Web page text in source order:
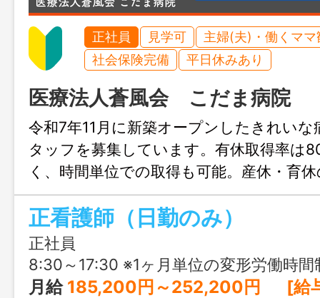
正社員 見学可
主婦(夫)・働くママ
社会保険完備
平日休みあり
医療法人蒼風会 こだま病院
令和7年11月に新築オープンしたきれいな
タッフを募集しています。有休取得率は
く、時間単位での取得も可能。産休・育
り、子育て世代も働きやすい環境です。
ニングなど研修制度も整っており、精神
安心してスタートできます。
正看護師（日勤のみ）
正社員
8:30～17:30 ※1ヶ月単位の変形労働時間
月給 185,200円～252,200円 [給与の内訳] 基本給：179,000円～246,000円 ベースアップ手当：6,200